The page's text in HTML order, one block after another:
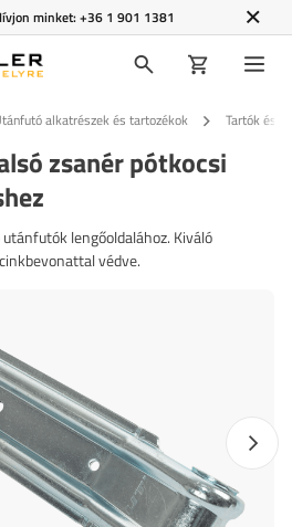
minket:+36 1 901 1381
alkatrészek és tartozékok Tartók és
zsanér pótkocsi
lengőoldalához. Kiváló
védve.